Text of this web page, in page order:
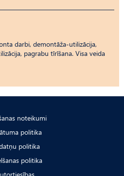
darbi, demontāža-utilizācija,
pagrabu tīrīšana. Visa veida
noteikumi
politika
politika
politika